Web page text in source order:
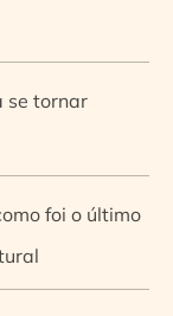
se tornar
foi o último